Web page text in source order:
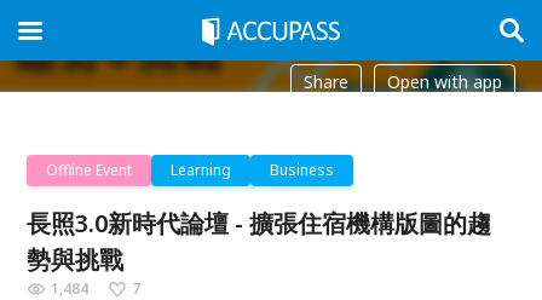
Share Open with app
Offline Event Learning Business
長照3.0新時代論壇 - 擴張住宿機構版圖的趨
勢與挑戰
1,484 7